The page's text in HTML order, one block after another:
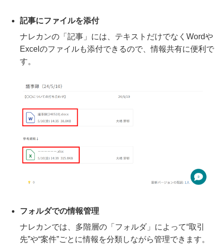
記事にファイルを添付
ナレカンの「記事」には、テキストだけでなくWordや
Excelのファイルも添付できるので、情報共有に便利で
す。
フォルダでの情報管理
ナレカンでは、多階層の「フォルダ」によって“取引
先”や“案件”ごとに情報を分類しながら管理できます。